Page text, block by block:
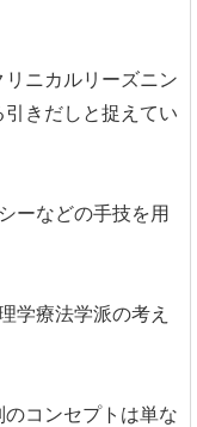
ニカルリーズニン
きだしと捉えてい
ーなどの手技を用
学療法学派の考え
コンセプトは単な